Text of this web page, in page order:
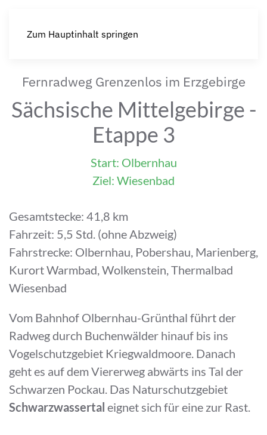
Zum Hauptinhalt springen
Fernradweg Grenzenlos im Erzgebirge
Sächsische Mittelgebirge -
Etappe 3
Start: Olbernhau
Ziel: Wiesenbad
Gesamtstecke: 41,8 km
Fahrzeit: 5,5 Std. (ohne Abzweig)
Fahrstrecke: Olbernhau, Pobershau, Marienberg,
Kurort Warmbad, Wolkenstein, Thermalbad
Wiesenbad
Vom Bahnhof Olbernhau-Grünthal führt der
Radweg durch Buchenwälder hinauf bis ins
Vogelschutzgebiet Kriegwaldmoore. Danach
geht es auf dem Viererweg abwärts ins Tal der
Schwarzen Pockau. Das Naturschutzgebiet
Schwarzwassertal eignet sich für eine zur Rast.